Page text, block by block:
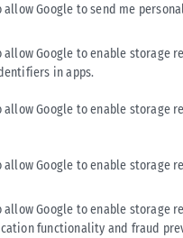
allow Google to send me
allow Google to enable storage
in apps.
allow Google to enable storage
allow Google to enable storage
allow Google to enable storage
functionality and fraud
καταγωγής τους,
και Ασύλου,
«Όποιος
της πολιτείας
είναι φυλακή ή